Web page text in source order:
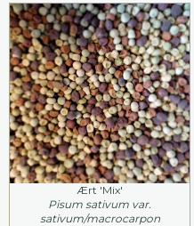
Ært 'Mix'
Pisum sativum var.
sativum/macrocarpon